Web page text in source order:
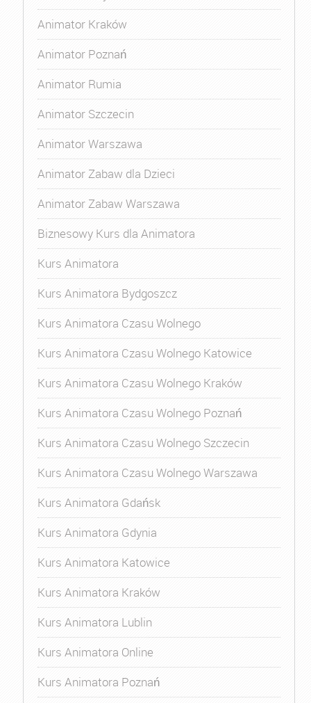
Animator Kraków
Animator Poznań
Animator Rumia
Animator Szczecin
Animator Warszawa
Animator Zabaw dla Dzieci
Animator Zabaw Warszawa
Biznesowy Kurs dla Animatora
Kurs Animatora
Kurs Animatora Bydgoszcz
Kurs Animatora Czasu Wolnego
Kurs Animatora Czasu Wolnego Katowice
Kurs Animatora Czasu Wolnego Kraków
Kurs Animatora Czasu Wolnego Poznań
Kurs Animatora Czasu Wolnego Szczecin
Kurs Animatora Czasu Wolnego Warszawa
Kurs Animatora Gdańsk
Kurs Animatora Gdynia
Kurs Animatora Katowice
Kurs Animatora Kraków
Kurs Animatora Lublin
Kurs Animatora Online
Kurs Animatora Poznań